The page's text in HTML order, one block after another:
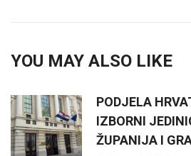
YOU MAY ALSO LIKE
PODJELA
IZBORNI
ŽUPANIJA I